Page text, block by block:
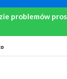
problemów